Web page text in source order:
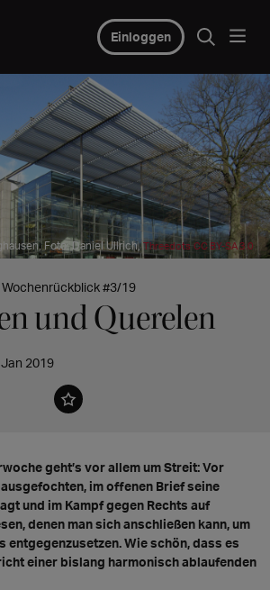
Einloggen
Foto: Daniel Ullrich,Threedots CC BY-SA 3.0
Wochenrückblick #3/19
und Querelen
2019
geht’s vor allem um Streit: Vor
im offenen Brief seine
und im Kampf gegen Rechts auf
denen man sich anschließen kann, um
entgegenzusetzen. Wie schön, dass es
einer bislang harmonisch ablaufenden